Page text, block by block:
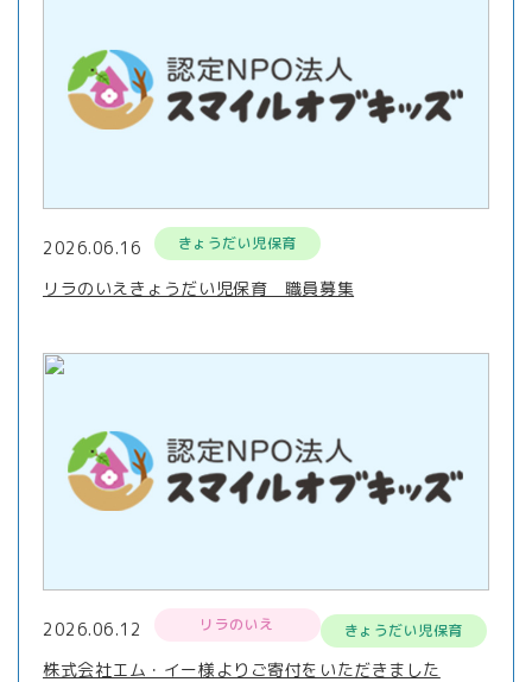
2026.06.16 きょうだい児保育
リラのいえきょうだい児保育 職員募集
2026.06.12 リラのいえ きょうだい児保育
株式会社エム・イー様よりご寄付をいただきました